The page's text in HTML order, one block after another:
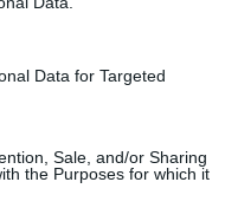
Data for Targeted
Sale, and/or Sharing
the Purposes for which it